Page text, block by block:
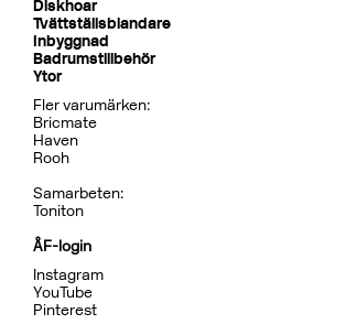
Dusch
BOX7268 ED2 Black Chrome
CR MB